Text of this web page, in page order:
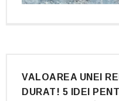
VALOAREA UNEI
DURAT! 5 IDEI